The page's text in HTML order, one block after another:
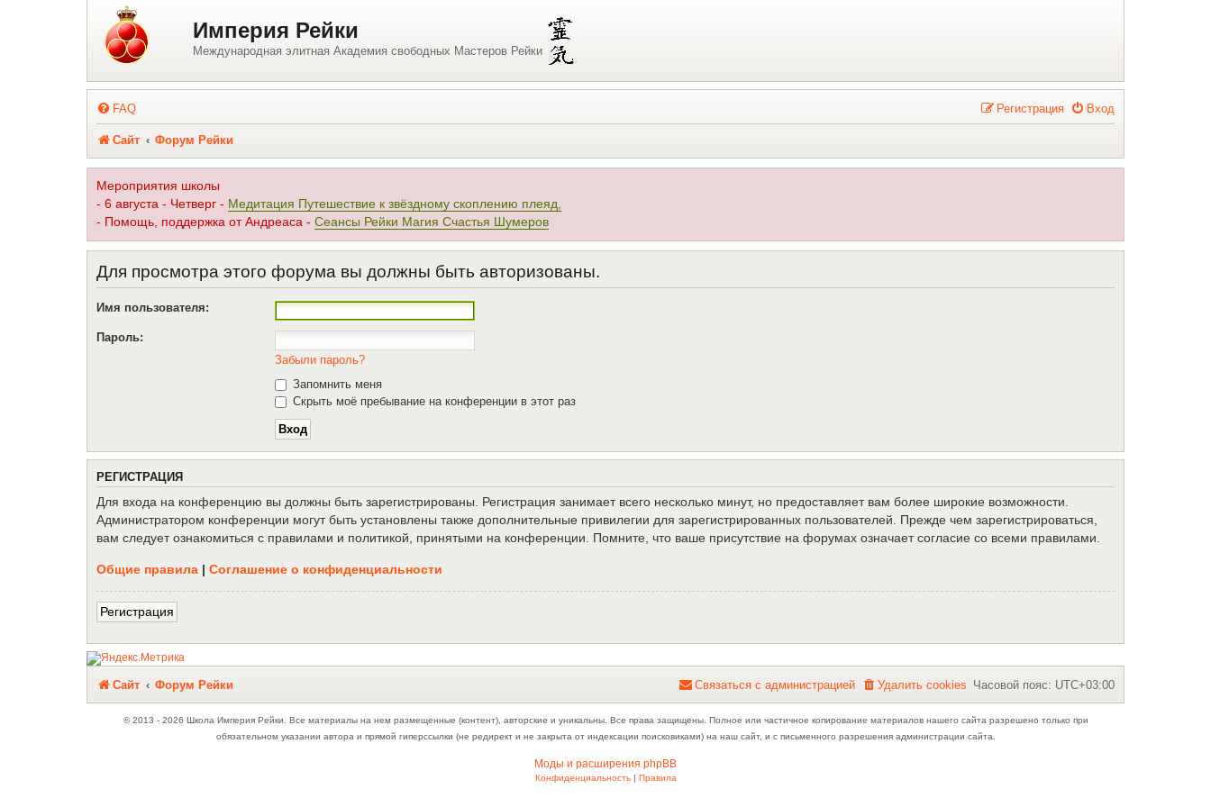
Регистрация Империя Рейки
Международная элитная Академия свободных Мастеров Рейки
FAQ Вход
Регистрация
Сайт Форум Рейки
Мероприятия школы
- 6 августа - Четверг - Медитация Путешествие к звёздному скоплению плеяд,
- Помощь, поддержка от Андреаса - Сеансы Рейки Магия Счастья Шумеров
Для просмотра этого форума вы должны быть авторизованы.
Имя пользователя:
Пароль:
Забыли пароль?
Запомнить меня
Скрыть моё пребывание на конференции в этот раз
РЕГИСТРАЦИЯ
Для входа на конференцию вы должны быть зарегистрированы. Регистрация занимает всего несколько минут, но предоставляет вам более широкие возможности.
Администратором конференции могут быть установлены также дополнительные привилегии для зарегистрированных пользователей. Прежде чем зарегистрироваться,
вам следует ознакомиться с правилами и политикой, принятыми на конференции. Помните, что ваше присутствие на форумах означает согласие со всеми правилами.
Общие правила | Соглашение о конфиденциальности
Регистрация
Сайт Форум Рейки Часовой пояс: UTC+03:00
Удалить cookies
Связаться с
Связаться с администрацией
© 2013 - 2026 Школа Империя Рейки. Все материалы на нем размещенные (контент), авторские и уникальны. Все права защищены. Полное или частичное копирование материалов нашего сайта разрешено только при
обязательном указании автора и прямой гиперссылки (не редирект и не закрыта от индексации поисковиками) на наш сайт, и с письменного разрешения администрации сайта.
Моды и расширения phpBB
Конфиденциальность| Правила